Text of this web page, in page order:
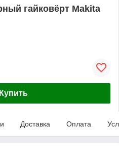
гайковёрт Makita
Купить
Доставка Оплата